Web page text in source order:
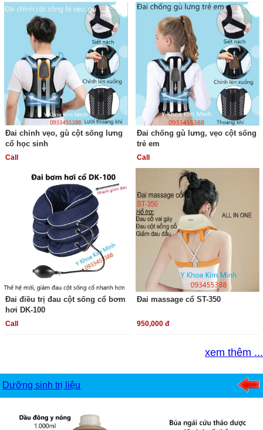
Đai chỉnh vẹo, gù cột sống lưng
cổ học sinh
Call
Đai chống gù lưng, vẹo cột sống
trẻ em
Call
Đai điều trị đau cột sống cổ bơm
hơi DK-100
Call
Đai massage cổ ST-350
950,000 đ
xem thêm ...
Dưỡng sinh trị liệu